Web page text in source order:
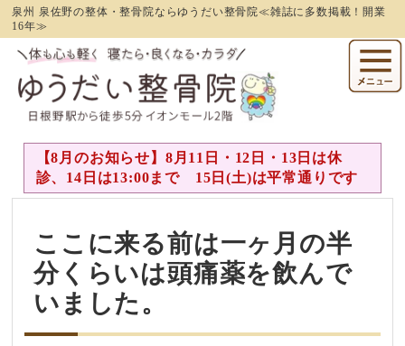
泉州 泉佐野の整体・整骨院ならゆうだい整骨院≪雑誌に多数掲載！開業
16年≫
【8月のお知らせ】8月11日・12日・13日は休
診、14日は13:00まで 15日(土)は平常通りです
ここに来る前は一ヶ月の半
分くらいは頭痛薬を飲んで
いました。